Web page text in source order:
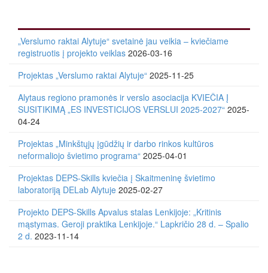
„Verslumo raktai Alytuje“ svetainė jau veikia – kviečiame
registruotis į projekto veiklas 2026-03-16
Projektas „Verslumo raktai Alytuje“ 2025-11-25
Alytaus regiono pramonės ir verslo asociacija KVIEČIA Į
SUSITIKIMĄ „ES INVESTICIJOS VERSLUI 2025-2027“ 2025-
04-24
Projektas „Minkštųjų įgūdžių ir darbo rinkos kultūros
neformaliojo švietimo programa“ 2025-04-01
Projektas DEPS-Skills kviečia į Skaitmeninę švietimo
laboratoriją DELab Alytuje 2025-02-27
Projekto DEPS-Skills Apvalus stalas Lenkijoje: „Kritinis
mąstymas. Geroji praktika Lenkijoje.“ Lapkričio 28 d. – Spalio
2 d. 2023-11-14